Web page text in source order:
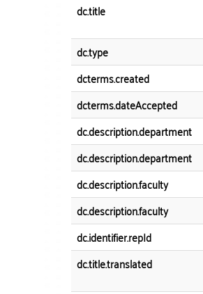
dc.title
dc.type
dcterms.created
dcterms.dateAccepted
dc.description.department
dc.description.department
dc.description.faculty
dc.description.faculty
dc.identifier.repId
dc.title.translated